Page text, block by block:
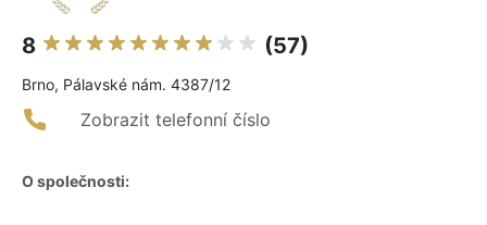
8 (57)
Brno, Pálavské nám. 4387/12
Zobrazit telefonní číslo
O společnosti: